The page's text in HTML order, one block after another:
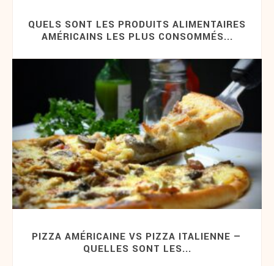
QUELS SONT LES PRODUITS ALIMENTAIRES
AMÉRICAINS LES PLUS CONSOMMÉS...
PIZZA AMÉRICAINE VS PIZZA ITALIENNE —
QUELLES SONT LES...